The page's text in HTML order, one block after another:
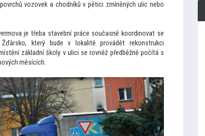
vozovek a chodníků v pětici zmíněných ulic nebo
je třeba stavební práce současně koordinovat se
který bude v lokalitě provádět rekonstrukci
základní školy v ulici se rovněž předběžně počítá s
měsících.